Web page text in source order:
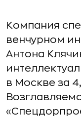
Компания
венчурном
Антона
в Москве за